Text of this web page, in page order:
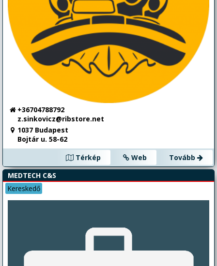
önrésztől megvásárolható! Vízen van – Megtekinthető -
Kipróbálható az Északi-parton! Ha elkötelezett vagy a zöld
energia vízi használata iránt és kis merülésű, stabil, klassz,
modern formavilágú, fiatal túrahajót akarsz vásárolni, akkor ez
itt egy klassz lehetőség!
+36704788792
z.sinkovicz@ribstore.net
1037 Budapest
Bojtár u. 58-62
Térkép
Web
Tovább
MEDTECH C&S
Kereskedő